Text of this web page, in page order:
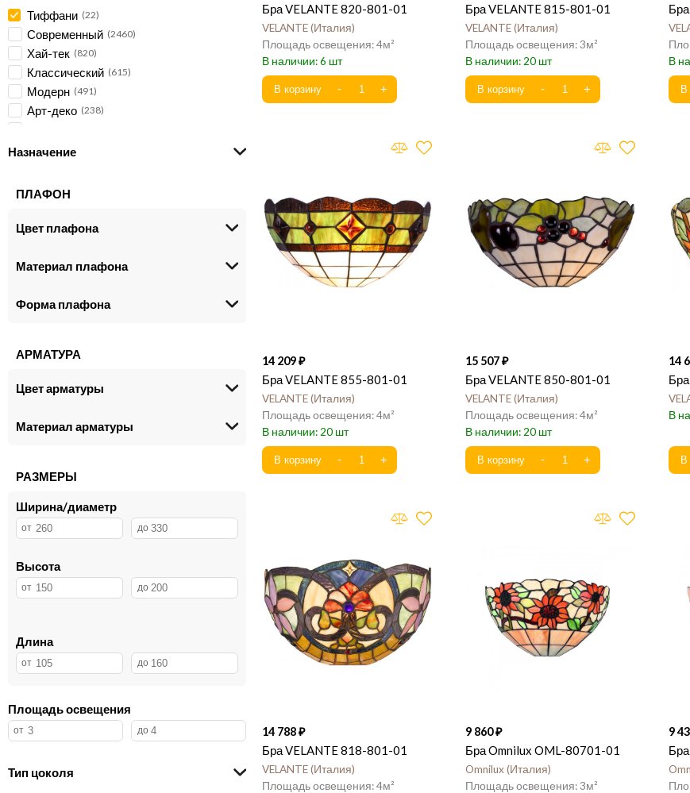
Тиффани 22
Современный 2460
Хай-тек 820
Классический 615
Модерн 491
Арт-деко 238
Флористика
Неоклассика
Скандинавский 5
Хрусталь 2
Назначение
ПЛАФОН
Цвет плафона
Материал плафона
Форма плафона
АРМАТУРА
Цвет арматуры
Материал арматуры
РАЗМЕРЫ
Ширина/диаметр
Высота
Длина
Площадь освещения
Тип цоколя
Бра VELANTE 820-801-01
VELANTE Италия
4
6
Бра VELANTE 815-801-01
VELANTE Италия
3
20
14 209
Бра VELANTE 855-801-01
VELANTE Италия
4
20
15 507
Бра VELANTE 850-801-01
VELANTE Италия
4
20
14
14 788
Бра VELANTE 818-801-01
VELANTE Италия
4
9 860
Бра Omnilux OML-80701-01
Omnilux Италия
3
9